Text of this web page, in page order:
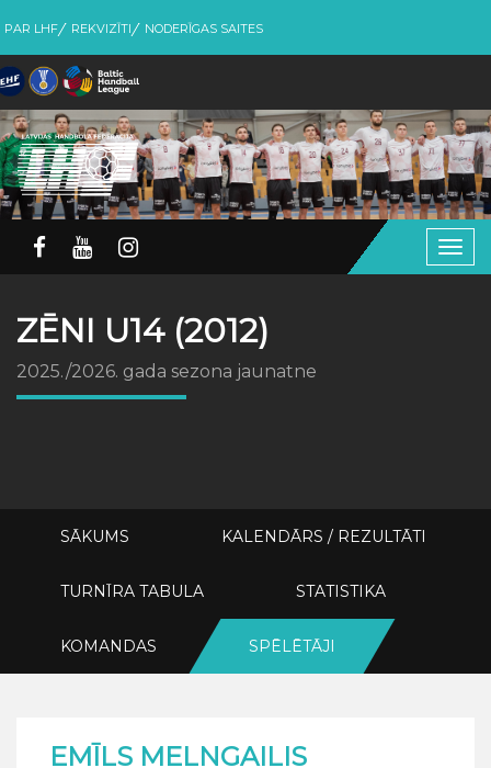
PAR LHF REKVIZĪTI NODERĪGAS SAITES
ZĒNI U14 (2012)
2025./2026. gada sezona jaunatne
SĀKUMS KALENDĀRS / REZULTĀTI
TURNĪRA TABULA STATISTIKA
KOMANDAS SPĒLĒTĀJI
EMĪLS MELNGAILIS